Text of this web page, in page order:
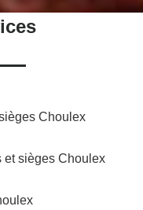
Choulex
et sièges Choulex